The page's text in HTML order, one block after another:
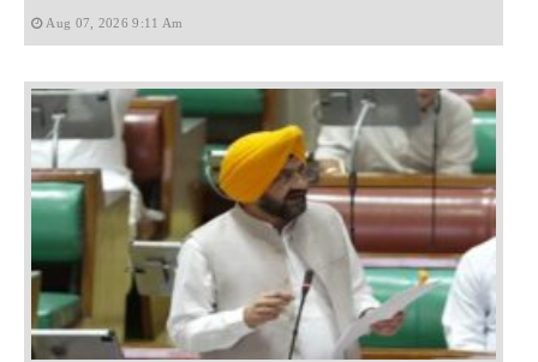
Aug 07, 2026 9:11 Am